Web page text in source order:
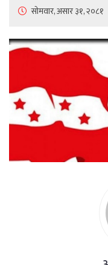
सोमवार, असार ३१, २०८१